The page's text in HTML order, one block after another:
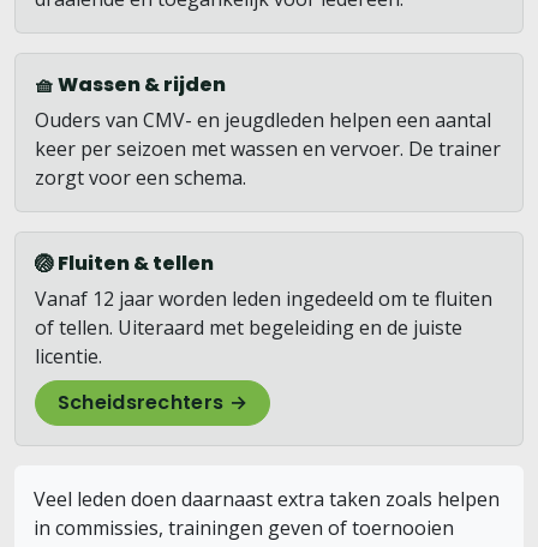
🧺 Wassen & rijden
Ouders van CMV- en jeugdleden helpen een aantal
keer per seizoen met wassen en vervoer. De trainer
zorgt voor een schema.
🏐 Fluiten & tellen
Vanaf 12 jaar worden leden ingedeeld om te fluiten
of tellen. Uiteraard met begeleiding en de juiste
licentie.
Scheidsrechters →
Veel leden doen daarnaast extra taken zoals helpen
in commissies, trainingen geven of toernooien